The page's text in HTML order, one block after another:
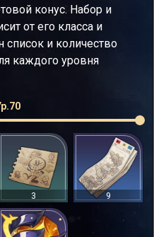
конус. Набор и
от его класса и
список и количество
каждого уровня
3 9